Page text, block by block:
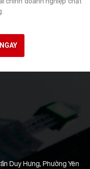
Duy Hưng, Phường Yên